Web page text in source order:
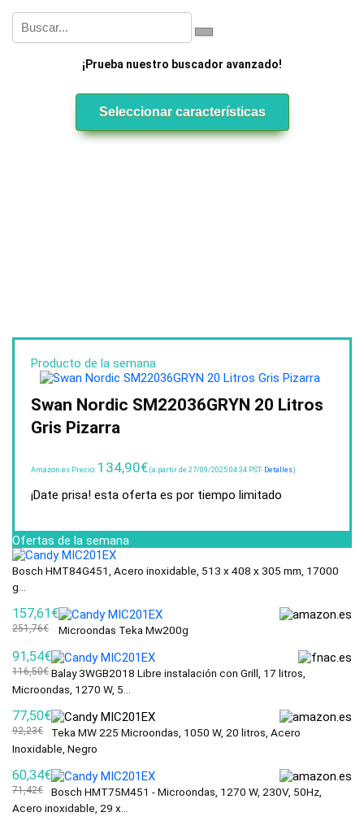
¡Prueba nuestro buscador avanzado!
Seleccionar características
Producto de la semana
Swan Nordic SM22036GRYN 20 Litros
Gris Pizarra
Amazon.es Precio: 134,90€ (a partir de 27/09/2025 04:34 PST- Detalles)
¡Date prisa! esta oferta es por tiempo limitado
Ofertas de la semana
Bosch HMT84G451, Acero inoxidable, 513 x 408 x 305 mm, 17000
g...
157,61€
251,76€ Microondas Teka Mw200g
91,54€
116,50€ Balay 3WGB2018 Libre instalación con Grill, 17 litros,
Microondas, 1270 W, 5...
77,50€
92,23€
Teka MW 225 Microondas, 1050 W, 20 litros, Acero
Inoxidable, Negro
60,34€
71,42€
Bosch HMT75M451 - Microondas, 1270 W, 230V, 50Hz,
Acero inoxidable, 29 x...